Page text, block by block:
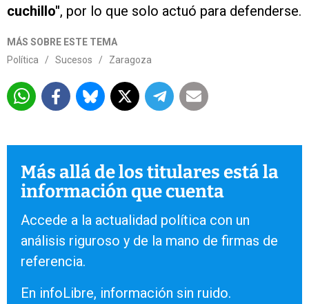
cuchillo", por lo que solo actuó para defenderse.
MÁS SOBRE ESTE TEMA
Política
/ Sucesos / Zaragoza
Más allá de los titulares está la
información que cuenta
Accede a la actualidad política con un
análisis riguroso y de la mano de firmas de
referencia.
En infoLibre, información sin ruido.